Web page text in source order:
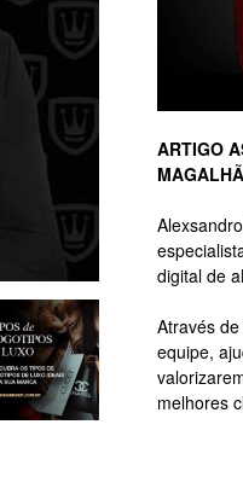
ARTIGO
digital de
Através
equipe,
melhores